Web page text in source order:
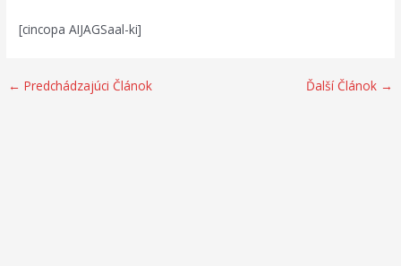
[cincopa AIJAGSaal-ki]
← Predchádzajúci Článok Ďalší Článok →